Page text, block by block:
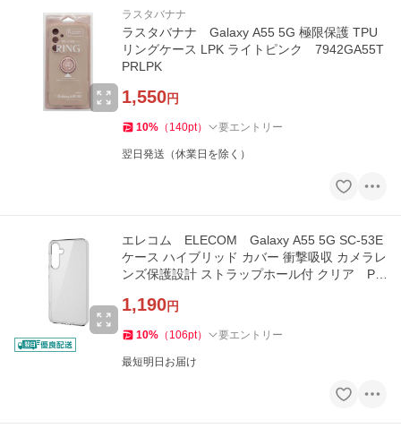
ラスタバナナ
ラスタバナナ Galaxy A55 5G 極限保護 TPU
リングケース LPK ライトピンク 7942GA55T
PRLPK
1,550円
10% （ 140pt） 要エントリー
翌日発送（休業日を除く）
エレコム ELECOM Galaxy A55 5G SC-53E
ケース ハイブリッド カバー 衝撃吸収 カメラレ
ンズ保護設計 ストラップホール付 クリア PM
1,190円
10% （ 106pt） 要エントリー
最短明日お届け